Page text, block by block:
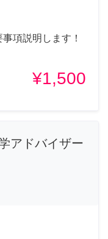
項説明します！
¥1,500
アドバイザー